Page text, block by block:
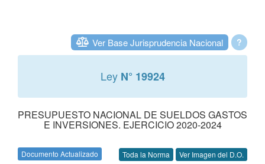
?
Ver Base Jurisprudencia Nacional
Ley N° 19924
PRESUPUESTO NACIONAL DE SUELDOS GASTOS
E INVERSIONES. EJERCICIO 2020-2024
Documento Actualizado Toda la Norma Ver Imagen del D.O.